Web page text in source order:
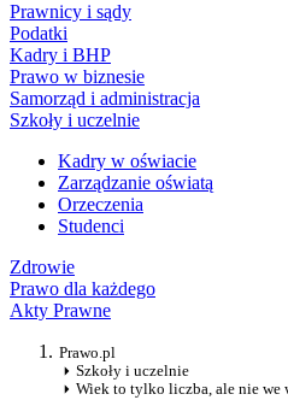
Prawnicy i sądy
Podatki
Kadry i BHP
Prawo w biznesie
Samorząd i administracja
Szkoły i uczelnie
Kadry w oświacie
Zarządzanie oświatą
Orzeczenia
Studenci
Zdrowie
Prawo dla każdego
Akty Prawne
Prawo.pl
Szkoły i uczelnie
Wiek to tylko liczba, ale nie we